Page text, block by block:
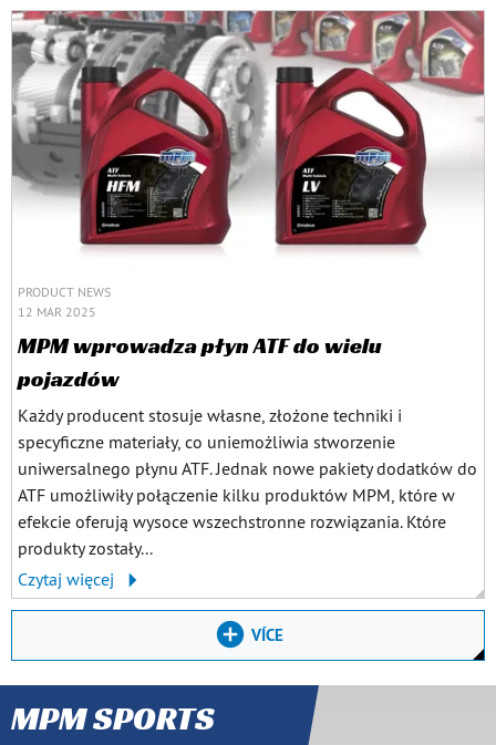
PRODUCT NEWS
12 MAR 2025
MPM wprowadza płyn ATF do wielu
pojazdów
Każdy producent stosuje własne, złożone techniki i
specyficzne materiały, co uniemożliwia stworzenie
uniwersalnego płynu ATF. Jednak nowe pakiety dodatków do
ATF umożliwiły połączenie kilku produktów MPM, które w
efekcie oferują wysoce wszechstronne rozwiązania. Które
produkty zostały...
Czytaj więcej
VÍCE
MPM SPORTS